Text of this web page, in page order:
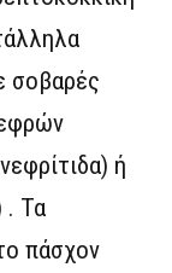
σοβαρές
ή
. Τα
πάσχον